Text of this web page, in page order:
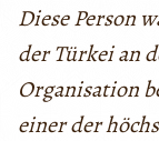
Diese Person
der Türkei an
Organisation
einer der